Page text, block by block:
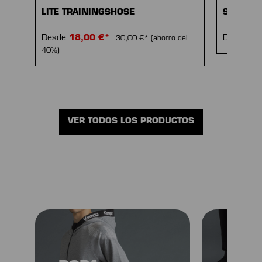
LITE TRAININGSHOSE
Desde 18,00 €* 30,00 €* (ahorro del
40%)
STMNT
Desde
VER TODOS LOS PRODUCTOS